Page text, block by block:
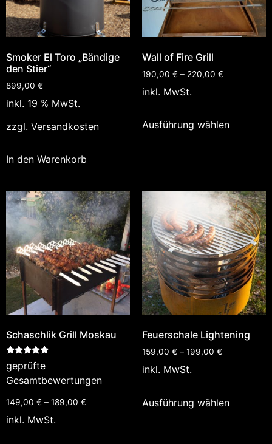
Smoker El Toro „Bändige
den Stier“
899,00 €
inkl. 19 % MwSt.
zzgl. Versandkosten
In den Warenkorb
Wall of Fire Grill
190,00 € – 220,00 €
inkl. MwSt.
Ausführung wählen
Schaschlik Grill Moskau
Bewertet
mit
5.00
von 5
geprüfte
Gesamtbewertungen
149,00 € – 189,00 €
inkl. MwSt.
Feuerschale Lightening
159,00 € – 199,00 €
inkl. MwSt.
Ausführung wählen